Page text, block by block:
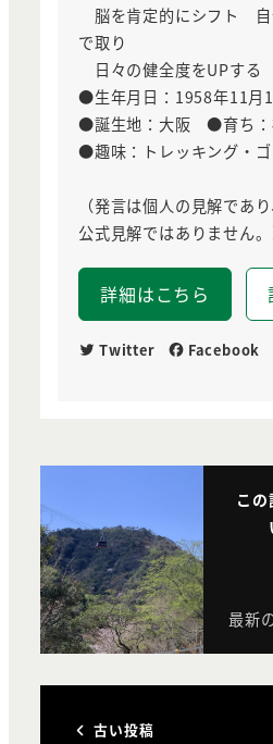
脳を肯定的にシフト 自
で取り
日々の健全度をUPする
●生年月日：1958年11月
●誕生地：大阪 ●育ち：
●趣味：トレッキング・
（発言は個人の見解であ
公式見解ではありません。
詳細はこちら
Twitter Facebook
こ
最新
古い投稿